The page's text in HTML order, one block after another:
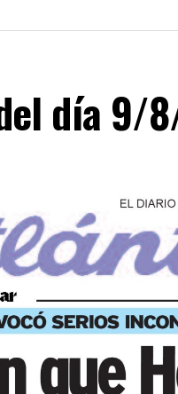
día 9/